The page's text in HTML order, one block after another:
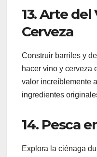
13. Arte del
Cerveza
Construir barriles y
hacer vino y cerveza
valor increíblemente
ingredientes
14. Pesca
Explora la ciénaga